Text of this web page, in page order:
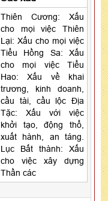
Thiên Cương: Xấu
cho mọi việc Thiên
Lại: Xấu cho mọi việc
Tiểu Hồng Sa: Xấu
cho mọi việc Tiểu
Hao: Xấu về khai
trương, kinh doanh,
cầu tài, cầu lộc Địa
Tặc: Xấu với việc
khởi tạo, động thổ,
xuất hành, an táng.
Lục Bất thành: Xấu
cho việc xây dựng
Thần các